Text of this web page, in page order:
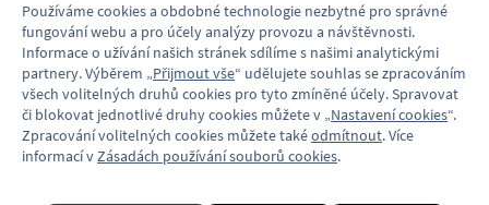
Motiv (typ vozu) Tramvaj
Související produkty
Používáme cookies a obdobné technologie nezbytné pro správné
fungování webu a pro účely analýzy provozu a návštěvnosti.
Informace o užívání našich stránek sdílíme s našimi analytickými
partnery. Výběrem „Přijmout vše“ udělujete souhlas se zpracováním
všech volitelných druhů cookies pro tyto zmíněné účely. Spravovat
či blokovat jednotlivé druhy cookies můžete v „Nastavení cookies“.
Zpracování volitelných cookies můžete takéodmítnout. Více
informací vZásadách používání souborů cookies.